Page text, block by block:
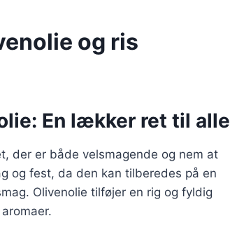
og ris
En lækker ret til alle
der er både velsmagende og nem at
og fest, da den kan tilberedes på en
Olivenolie tilføjer en rig og fyldig